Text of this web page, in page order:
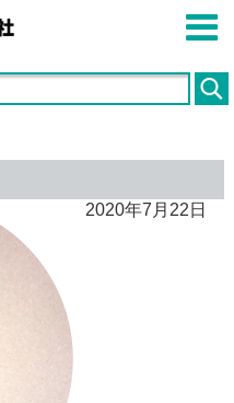
2020年7月22日